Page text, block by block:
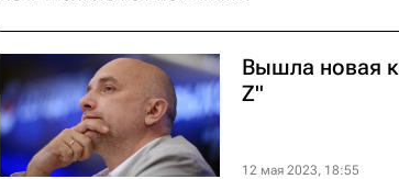
Вышла новая
Z"
12 мая 2023, 18:55